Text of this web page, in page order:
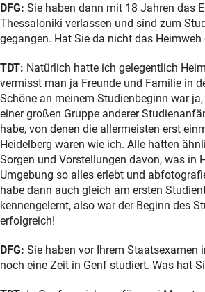
DFG: Sie haben dann mit 18 Jahren das
Thessaloniki verlassen und sind zum
gegangen. Hat Sie da nicht das Heimweh
TDT: Natürlich hatte ich gelegentlich
vermisst man ja Freunde und Familie in
Schöne an meinem Studienbeginn war
einer großen Gruppe anderer
habe, von denen die allermeisten erst
Heidelberg waren wie ich. Alle hatten
Sorgen und Vorstellungen davon, was in
Umgebung so alles erlebt und
habe dann auch gleich am ersten
kennengelernt, also war der Beginn des
erfolgreich!
DFG: Sie haben vor Ihrem Staatsexamen
noch eine Zeit in Genf studiert. Was hat